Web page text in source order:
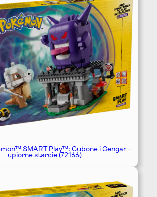
SMART Play™: Cubone i Gengar –
upiorne starcie (72166)